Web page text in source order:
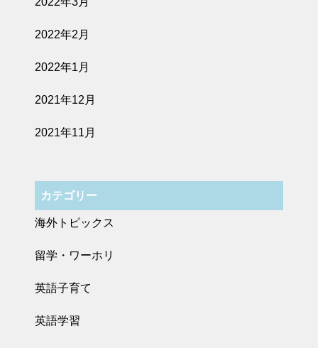
2022年2月
2022年1月
2021年12月
2021年11月
カテゴリー
海外トピックス
留学・ワーホリ
英語子育て
英語学習